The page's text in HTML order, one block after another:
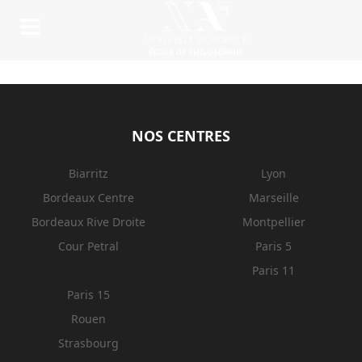
NOS CENTRES
Biarritz
Bordeaux Centre
Bordeaux Rive Droite
Cour Petral
Lyon
Marseille
Montpellier
Paris 5
Paris 11
Paris 15
Rouen
Strasbourg